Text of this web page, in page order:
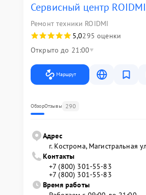
Сервисный центр ROIDMI
Ремонт техники ROIDMI
5,0295 оценки
Открыто до 21:00
Маршрут
ОбзорОтзывы 290
Адрес
г. Кострома, Магистральная
Контакты
+7 (800) 301-55-83
+7 (800) 301-55-83
Время работы